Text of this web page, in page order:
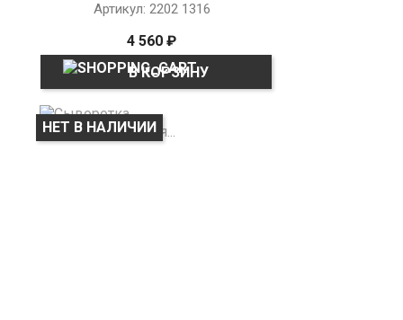
Артикул: 2202 1316
4 560 ₽
В КОРЗИНУ
НЕТ В НАЛИЧИИ